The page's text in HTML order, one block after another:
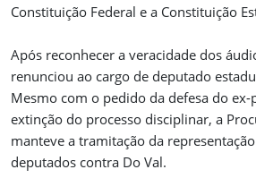
Constituição Federal e a Constituição
Após reconhecer a veracidade dos
renunciou ao cargo de deputado
Mesmo com o pedido da defesa do
extinção do processo disciplinar, a
manteve a tramitação da
deputados contra Do Val.